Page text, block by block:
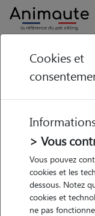
Animaute Hauts-de-
• 24 ans
Cookies et
> Vous
Vous pouvez
cookies et les
dessous. Notez
cookies et
ne pas